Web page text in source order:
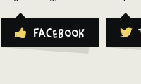
Facebook